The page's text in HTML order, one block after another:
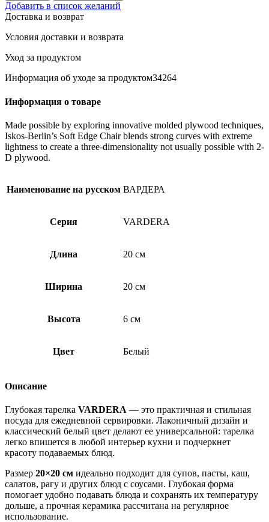
Добавить в список желаний
Доставка и возврат
Условия доставки и возврата
Уход за продуктом
Информация об уходе за продуктом34264
Информация о товаре
Made possible by exploring innovative molded plywood techniques,
Iskos-Berlin’s Soft Edge Chair blends strong curves with extreme
lightness to create a three-dimensionality not usually possible with 2-
D plywood.
Наименование на русском ВАРДЕРА
Серия VARDERA
Длина 20 см
Ширина 20 см
Высота 6 см
Цвет Белый
Описание
Глубокая тарелка VARDERA — это практичная и стильная
посуда для ежедневной сервировки. Лаконичный дизайн и
классический белый цвет делают ее универсальной: тарелка
легко впишется в любой интерьер кухни и подчеркнет
красоту подаваемых блюд.
Размер 20×20 см идеально подходит для супов, пасты, каш,
салатов, рагу и других блюд с соусами. Глубокая форма
помогает удобно подавать блюда и сохранять их температуру
дольше, а прочная керамика рассчитана на регулярное
использование.